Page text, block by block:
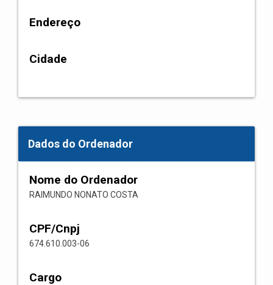
Endereço
Cidade
Dados do Ordenador
Nome do Ordenador
RAIMUNDO NONATO COSTA
CPF/Cnpj
674.610.003-06
Cargo